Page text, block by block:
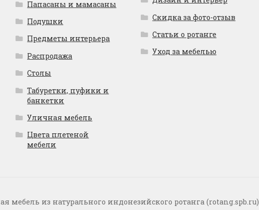
Папасаны и мамасаны
Подушки
Предметы интерьера
Распродажа
Столы
Табуретки, пуфики и
банкетки
Уличная мебель
Цвета плетеной
мебели
Скидка за фото-отзыв
Статьи о ротанге
Уход за мебелью
мебель из натурального индонезийского ротанга (rotang.spb.ru)